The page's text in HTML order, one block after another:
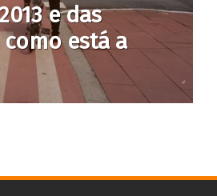
e das
está a